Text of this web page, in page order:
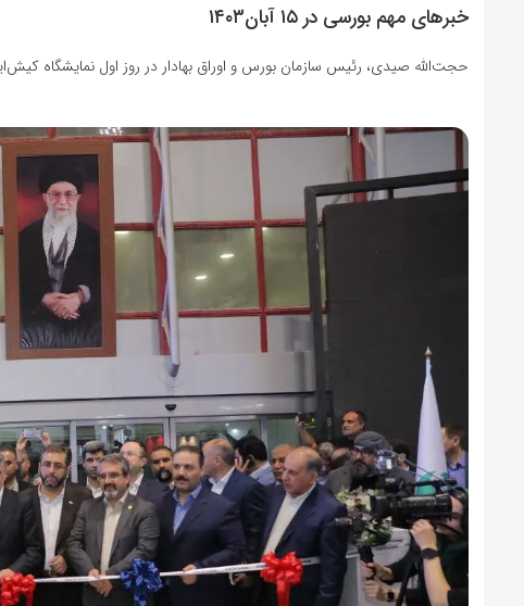
خبرهای مهم بورسی در ۱۵ آبان۱۴۰۳
حجت‌الله صیدی، رئیس سازمان بورس و اوراق بهادار در روز اول نمایشگاه